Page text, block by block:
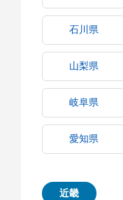
石川県
山梨県
岐阜県
愛知県
近畿